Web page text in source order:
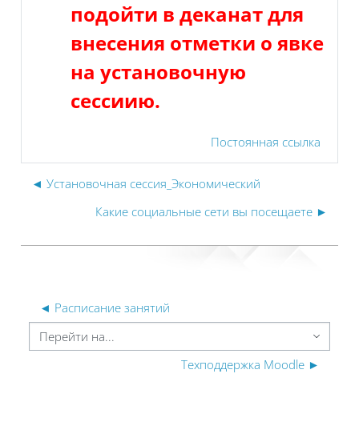
подойти в деканат для
внесения отметки о явке
на установочную
сессиию.
Постоянная ссылка
◄ Установочная сессия_Экономический
Какие социальные сети вы посещаете ►
◄ Расписание занятий
на...
Техподдержка Moodle ►